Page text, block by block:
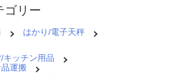
ゴへ
ゴリー
はかり/電子天秤
キッチン用品
運搬